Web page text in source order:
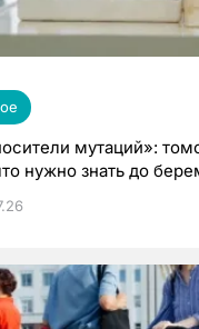
мутаций»:
нужно знать до